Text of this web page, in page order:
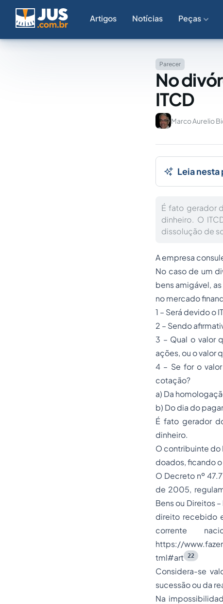
Artigos Notícias Peças
Parecer
No
ITCD
Marco Aurelio
Leia nesta
É fato gerador
dinheiro. O
dissolução de
A empresa
No caso de um
bens amigável,
no mercado
1 – Será devido o
2 – Sendo
3 – Qual o valor
ações, ou o valor
4 – Se for o
cotação?
a) Da
b) Do dia do
É fato gerador
dinheiro.
O contribuinte do
doados, ficando
O Decreto nº
de 2005,
Bens ou Direitos
direito recebido
corrente
https://
tml#art
22
Considera-se
sucessão ou da
Na